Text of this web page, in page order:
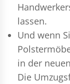
lassen.
Und wenn
in der
Die